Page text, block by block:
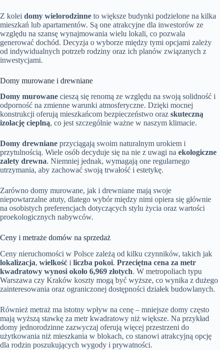
Z kolei domy wielorodzinne to większe budynki podzielone na kilka
mieszkań lub apartamentów. Są one atrakcyjne dla inwestorów ze
względu na szansę wynajmowania wielu lokali, co pozwala
generować dochód. Decyzja o wyborze między tymi opcjami zależy
od indywidualnych potrzeb rodziny oraz ich planów związanych z
inwestycjami.
Domy murowane i drewniane
Domy murowane cieszą się renomą ze względu na swoją solidność i
odporność na zmienne warunki atmosferyczne. Dzięki mocnej
konstrukcji oferują mieszkańcom bezpieczeństwo oraz skuteczną
izolację cieplną, co jest szczególnie ważne w naszym klimacie.
Domy drewniane przyciągają swoim naturalnym urokiem i
przytulnością. Wiele osób decyduje się na nie z uwagi na ekologiczne
zalety drewna. Niemniej jednak, wymagają one regularnego
utrzymania, aby zachować swoją trwałość i estetykę.
Zarówno domy murowane, jak i drewniane mają swoje
niepowtarzalne atuty, dlatego wybór między nimi opiera się głównie
na osobistych preferencjach dotyczących stylu życia oraz wartości
proekologicznych nabywców.
Ceny i metraże domów na sprzedaż
Ceny nieruchomości w Polsce zależą od kilku czynników, takich jak
lokalizacja, wielkość i liczba pokoi. Przeciętna cena za metr
kwadratowy wynosi około 6,969 złotych. W metropoliach typu
Warszawa czy Kraków koszty mogą być wyższe, co wynika z dużego
zainteresowania oraz ograniczonej dostępności działek budowlanych.
Również metraż ma istotny wpływ na cenę – mniejsze domy często
mają wyższą stawkę za metr kwadratowy niż większe. Na przykład
domy jednorodzinne zazwyczaj oferują więcej przestrzeni do
użytkowania niż mieszkania w blokach, co stanowi atrakcyjną opcję
dla rodzin poszukujących wygody i prywatności.